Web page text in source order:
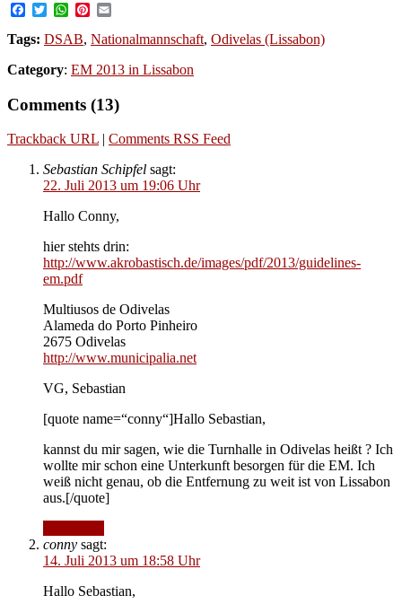
Facebook
TwitterWhatsApp
Pinterest
Tags: DSAB, Nationalmannschaft, Odivelas (Lissabon)
Category: EM 2013 in Lissabon
Comments (13)
Trackback URL | Comments RSS Feed
Sebastian Schipfel sagt:
22. Juli 2013 um 19:06 Uhr
Hallo Conny,
hier stehts drin:
http://www.akrobastisch.de/images/pdf/2013/guidelines-
em.pdf
Multiusos de Odivelas
Alameda do Porto Pinheiro
2675 Odivelas
http://www.municipalia.net
VG, Sebastian
[quote name=“conny“]Hallo Sebastian,
kannst du mir sagen, wie die Turnhalle in Odivelas heißt ? Ich
wollte mir schon eine Unterkunft besorgen für die EM. Ich
weiß nicht genau, ob die Entfernung zu weit ist von Lissabon
aus.[/quote]
conny sagt:
14. Juli 2013 um 18:58 Uhr
Hallo Sebastian,